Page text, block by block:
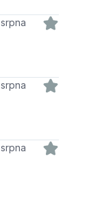
3. srpna
3. srpna
1. srpna